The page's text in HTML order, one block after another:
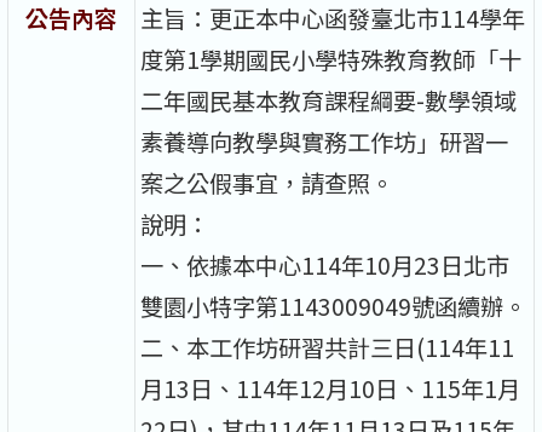
公告內容
主旨：更正本中心函發臺北市114學年
度第1學期國民小學特殊教育教師「十
二年國民基本教育課程綱要-數學領域
素養導向教學與實務工作坊」研習一
案之公假事宜，請查照。
說明：
一、依據本中心114年10月23日北市
雙園小特字第1143009049號函續辦。
二、本工作坊研習共計三日(114年11
月13日、114年12月10日、115年1月